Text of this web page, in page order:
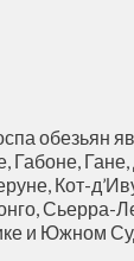
обезьян
Габоне,
Кот-
Сьерра-
и Южном